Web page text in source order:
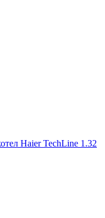
Haier TechLine 1.32